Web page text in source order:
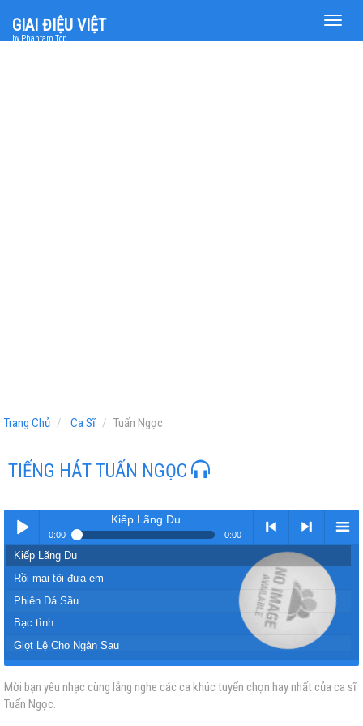
Toggle
GIAI ĐIỆU VIỆT
by Phantam Top
Trang Chủ Ca Sĩ Tuấn Ngọc
TIẾNG HÁT TUẤN NGỌC
Play /
pause
Kiếp Lãng Du
0:00 0:00
<
previous
> nextmenu
Kiếp Lãng Du
Rồi mai tôi đưa em
Phiên Đá Sầu
Bạc tình
Giọt Lệ Cho Ngàn Sau
Căn Nhà Xưa
Lời Cuối
Tình Xưa Còn Nhớ
Mời bạn yêu nhạc cùng lắng nghe các ca khúc tuyển chọn hay nhất của ca sĩ
Tuấn Ngọc.